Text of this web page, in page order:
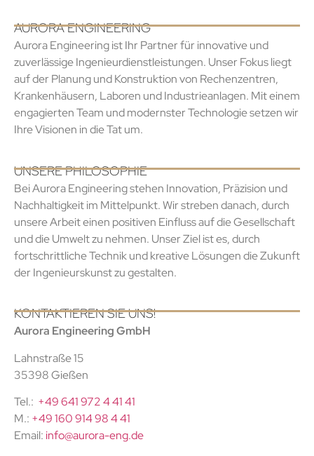
AURORA ENGINEERING
Aurora Engineering ist Ihr Partner für innovative und
zuverlässige Ingenieurdienstleistungen. Unser Fokus liegt
auf der Planung und Konstruktion von Rechenzentren,
Krankenhäusern, Laboren und Industrieanlagen. Mit einem
engagierten Team und modernster Technologie setzen wir
Ihre Visionen in die Tat um.
UNSERE PHILOSOPHIE
Bei Aurora Engineering stehen Innovation, Präzision und
Nachhaltigkeit im Mittelpunkt. Wir streben danach, durch
unsere Arbeit einen positiven Einfluss auf die Gesellschaft
und die Umwelt zu nehmen. Unser Ziel ist es, durch
fortschrittliche Technik und kreative Lösungen die Zukunft
der Ingenieurskunst zu gestalten.
KONTAKTIEREN SIE UNS!
Aurora Engineering GmbH
Lahnstraße 15
35398 Gießen
Tel.: +49 641 972 4 41 41
M.: +49 160 914 98 4 41
Email: info@aurora-eng.de